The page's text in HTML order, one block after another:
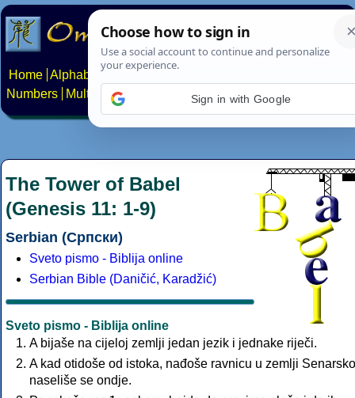
Home Alphabets Constructed scripts
Numbers
Multilingual Pages Search News About
The Tower of Babel
(Genesis 11: 1-9)
Serbian (Српски)
Sveto pismo - Biblija online
Serbian Bible (Daničić, Karadžić)
Sveto pismo - Biblija online
A bijaše na cijeloj zemlji jedan jezik i jednake riječi.
A kad otidoše od istoka, nađoše ravnicu u zemlji
naseliše se ondje.
Sign in with Google